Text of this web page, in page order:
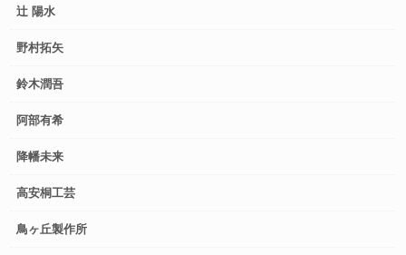
辻 陽水
野村拓矢
鈴木潤吾
阿部有希
降幡未来
高安桐工芸
鳥ヶ丘製作所